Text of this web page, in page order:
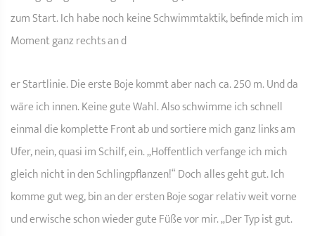
zum Start. Ich habe noch keine Schwimmtaktik, befinde mich im
Moment ganz rechts an d
er Startlinie. Die erste Boje kommt aber nach ca. 250 m. Und da
wäre ich innen. Keine gute Wahl. Also schwimme ich schnell
einmal die komplette Front ab und sortiere mich ganz links am
Ufer, nein, quasi im Schilf, ein. „Hoffentlich verfange ich mich
gleich nicht in den Schlingpflanzen!“ Doch alles geht gut. Ich
komme gut weg, bin an der ersten Boje sogar relativ weit vorne
und erwische schon wieder gute Füße vor mir. „Der Typ ist gut.